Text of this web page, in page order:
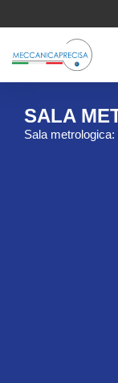
SALA
Sala